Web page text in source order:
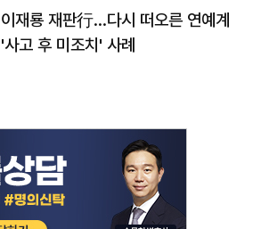
이재룡 재판行…다시 떠오른 연예계
'사고 후 미조치' 사례